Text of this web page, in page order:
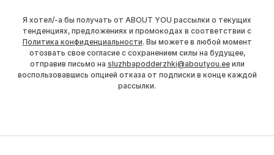
Я хотел/-а бы получать от ABOUT YOU рассылки о текущих
тенденциях, предложениях и промокодах в соответствии с
Политика конфиденциальности. Вы можете в любой момент
отозвать свое согласие с сохранением силы на будущее,
отправив письмо на sluzhbapodderzhki@aboutyou.eeили
воспользовавшись опцией отказа от подписки в конце каждой
рассылки.